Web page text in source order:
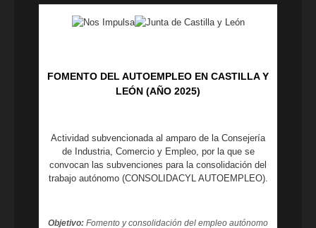
FOMENTO DEL AUTOEMPLEO EN CASTILLA Y
LEÓN (AÑO 2025)
Actividad subvencionada al amparo de la Consejería
de Industria, Comercio y Empleo, por la que se
convocan las subvenciones para la consolidación del
trabajo autónomo (CONSOLIDACYL AUTOEMPLEO).
Objetivo: Fomento y consolidación del empleo autónomo